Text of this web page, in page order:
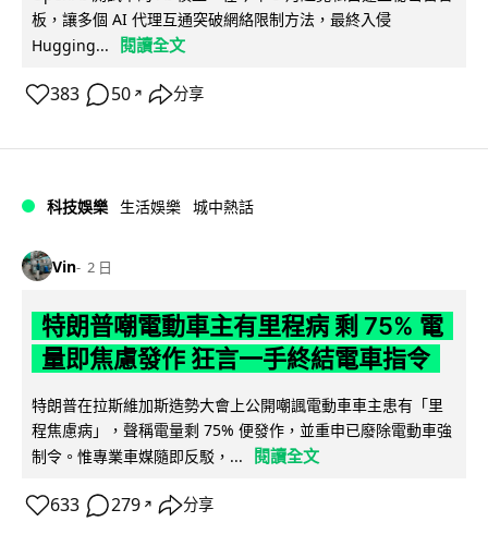
板，讓多個 AI 代理互通突破網絡限制方法，最終入侵
Hugging...
閱讀全文
383 50 ↗ 分享
科技娛樂 生活娛樂 城中熱話
Vin 2 日
特朗普嘲電動車主有里程病 剩 75% 電
量即焦慮發作 狂言一手終結電車指令
特朗普在拉斯維加斯造勢大會上公開嘲諷電動車車主患有「里
程焦慮病」，聲稱電量剩 75% 便發作，並重申已廢除電動車強
制令。惟專業車媒隨即反駁，...
閱讀全文
633 279 ↗ 分享